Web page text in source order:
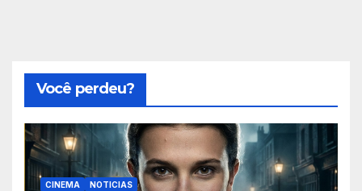
Você perdeu?
CINEMA NOTICIAS